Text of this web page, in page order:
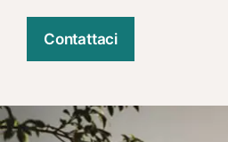
Contattaci